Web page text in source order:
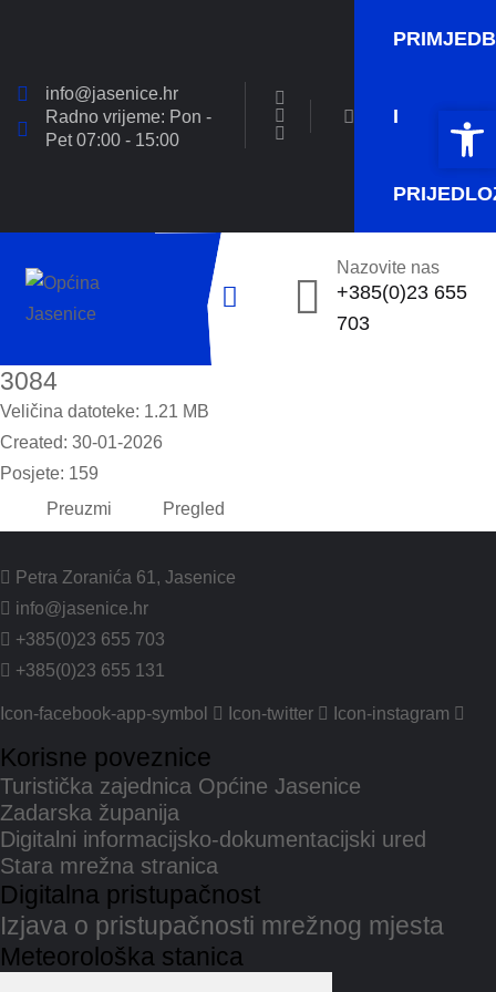
info@jasenice.hr
Radno vrijeme: Pon -
Pet 07:00 - 15:00
I
Nazovite nas
+385(0)23 655
703
3084
Veličina datoteke: 1.21 MB
Created: 30-01-2026
Posjete: 159
Preuzmi
Pregled
Petra Zoranića 61, Jasenice
info@jasenice.hr
+385(0)23 655 703
+385(0)23 655 131
Icon-facebook-app-symbol Icon-twitter Icon-instagram
Korisne poveznice
Turistička zajednica Općine Jasenice
Zadarska županija
Digitalni informacijsko-dokumentacijski ured
Stara mrežna stranica
Digitalna pristupačnost
Izjava o pristupačnosti mrežnog mjesta
Meteorološka stanica